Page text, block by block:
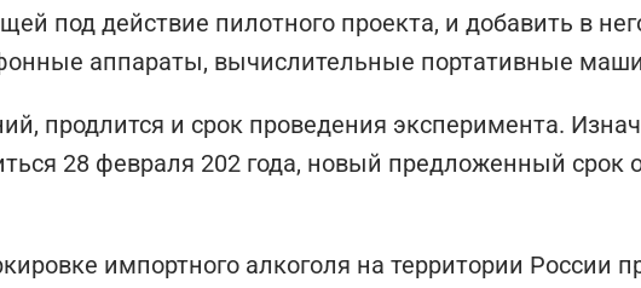
под действие пилотного проекта, и добавить в
аппараты, вычислительные портативные
продлится и срок проведения эксперимента.
28 февраля 202 года, новый предложенный срок
импортного алкоголя на территории России